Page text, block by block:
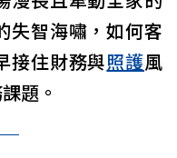
失智海嘯，如何客
接住財務與照護風
題。